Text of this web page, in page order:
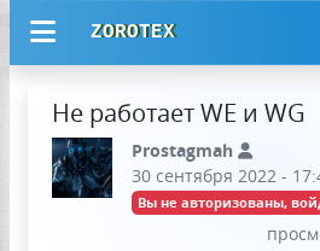
ZOROTEX
Не работает WE и WG
Prostagmah
30 сентября 2022 -
Вы не авторизованы,